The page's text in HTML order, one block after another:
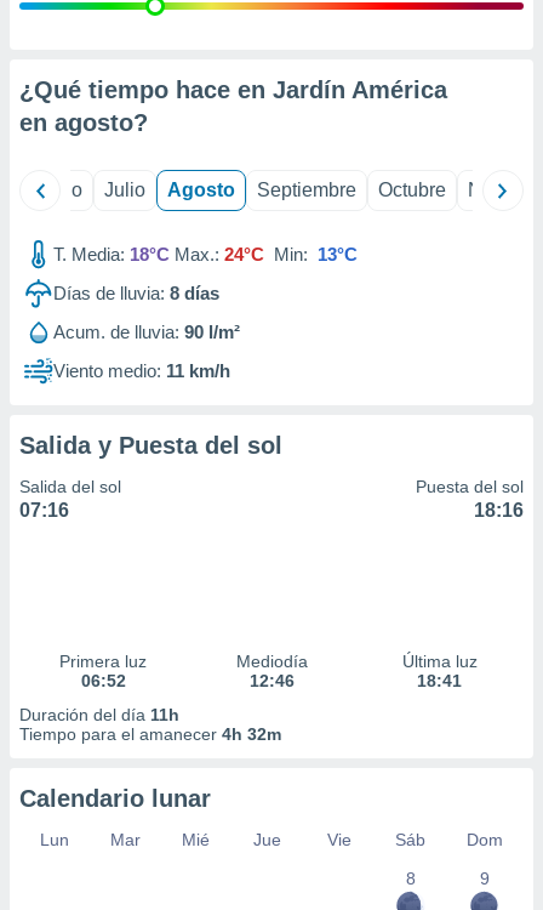
e
mediante
de
1199
¿Qué tiempo hace en Jardín América
en agosto?
Junio Julio Agosto Septiembre Octubre
T. Media: 18°C Max.: 24°C Min: 13°C
Días de lluvia: 8 días
Acum. de lluvia: 90 l/m²
Viento medio: 11 km/h
Salida y Puesta del sol
Salida del sol
07:16
Puesta del sol
18:16
Primera luz
06:52
Mediodía
12:46
Última luz
18:41
Duración del día 11h
Tiempo para el amanecer 4h 32m
Calendario lunar
Lun Mar Mié Jue Vie Sáb
Dom
8
9